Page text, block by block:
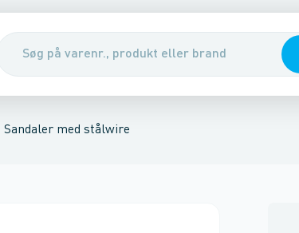
SkoSikkerhedsudstyr & handsker
Sandaler med stålwire